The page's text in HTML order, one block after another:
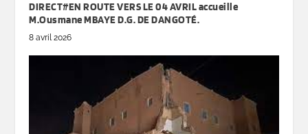
DIRECT#EN ROUTE VERS LE 04 AVRIL accueille
M.Ousmane MBAYE D.G. DE DANGOTÉ.
8 avril 2026